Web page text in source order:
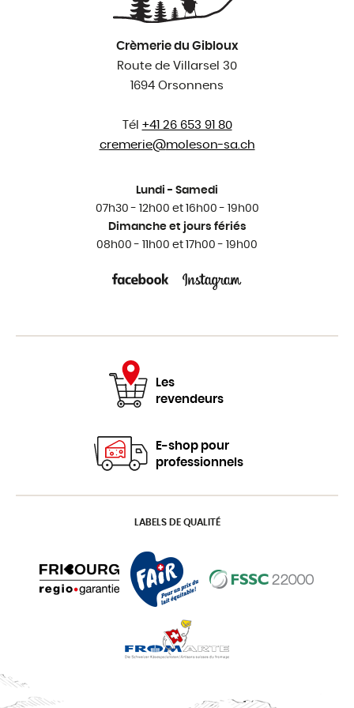
Crèmerie du Gibloux
Route de Villarsel 30
1694 Orsonnens
Tél +41 26 653 91 80
cremerie@moleson-sa.ch
Lundi - Samedi
07h30 - 12h00 et 16h00 - 19h00
Dimanche et jours fériés
08h00 - 11h00 et 17h00 - 19h00
Les
revendeurs
E-shop pour
professionnels
LABELS DE QUALITÉ